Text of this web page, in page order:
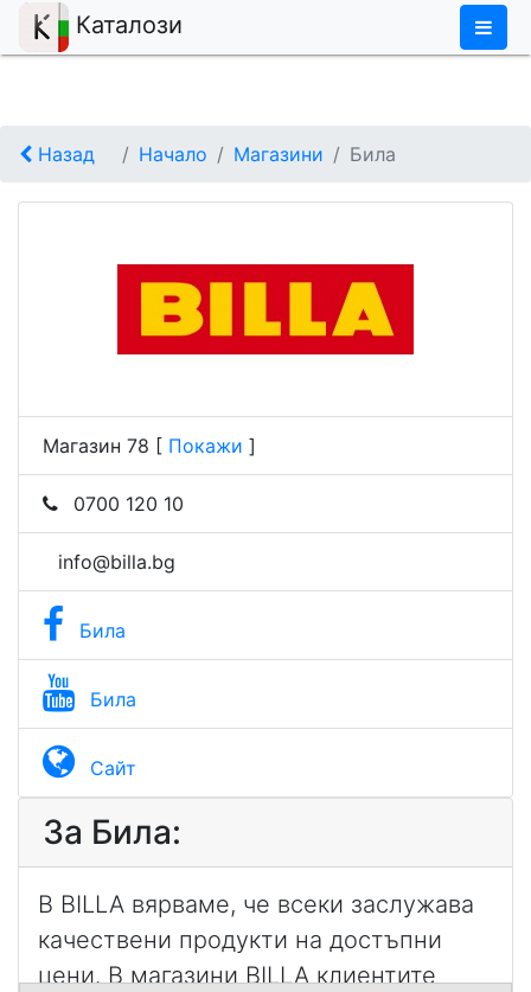
Каталози ×
Назад Начало Магазини Била
Магазин 78 [ Покажи ]
0700 120 10
info@billa.bg
Била
Била
Сайт
За Била:
В BILLA вярваме, че всеки заслужава
качествени продукти на достъпни
цени. В магазини BILLA клиентите